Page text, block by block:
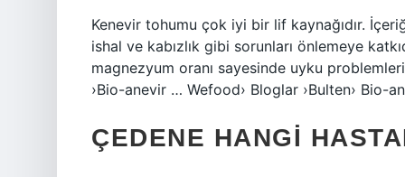
Kenevir tohumu çok iyi bir lif kaynağıdır.
ishal ve kabızlık gibi sorunları önlemeye
magnezyum oranı sayesinde uyku
›Bio-anevir … Wefood› Bloglar ›Bulten› Bio-
ÇEDENE HANGI